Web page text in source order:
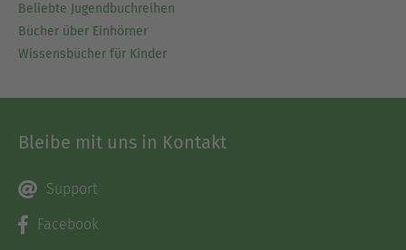
Beliebte Jugendbuchreihen
Bücher über Einhörner
Wissensbücher für Kinder
Bleibe mit uns in Kontakt
Support
Facebook